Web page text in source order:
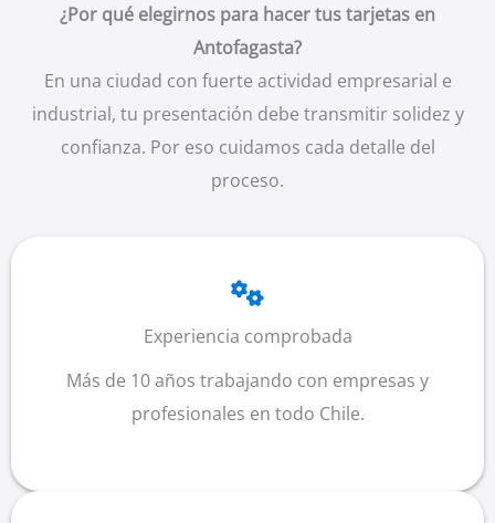
¿Por qué elegirnos para hacer tus tarjetas en
Antofagasta?
En una ciudad con fuerte actividad empresarial e
industrial, tu presentación debe transmitir solidez y
confianza. Por eso cuidamos cada detalle del
proceso.
Experiencia comprobada
Más de 10 años trabajando con empresas y
profesionales en todo Chile.